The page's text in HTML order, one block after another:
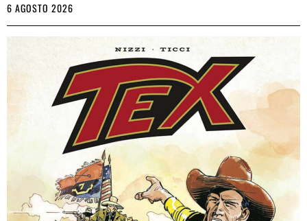
6 AGOSTO 2026